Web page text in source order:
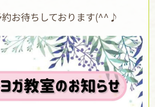
お待ちしております(^^♪